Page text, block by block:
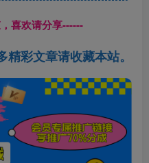
喜欢请分享------
彩文章请收藏本站。